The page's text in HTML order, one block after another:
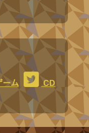
ム
CD